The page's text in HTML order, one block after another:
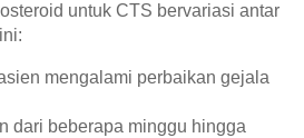
untuk CTS bervariasi antar
mengalami perbaikan gejala
dari beberapa minggu hingga